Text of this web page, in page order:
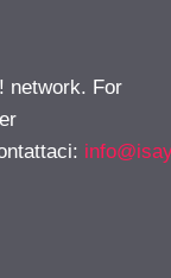
network. For
: